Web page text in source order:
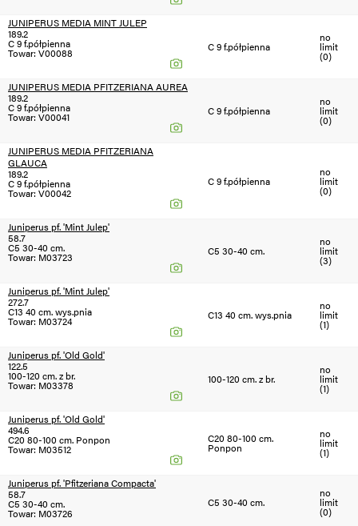
JUNIPERUS MEDIA MINT JULEP
189.2
C 9 f.półpienna
Towar: V00088 C 9 f.półpienna
no
limit
(0)
JUNIPERUS MEDIA PFITZERIANA AUREA
189.2
C 9 f.półpienna
Towar: V00041 C 9 f.półpienna
no
limit
(0)
JUNIPERUS MEDIA PFITZERIANA
GLAUCA
189.2
C 9 f.półpienna
Towar: V00042
C 9 f.półpienna
no
limit
(0)
Juniperus pf. 'Mint Julep'
58.7
C5 30-40 cm.
Towar: M03723 C5 30-40 cm.
no
limit
(3)
Juniperus pf. 'Mint Julep'
272.7
C13 40 cm. wys.pnia
Towar: M03724 C13 40 cm. wys.pnia
no
limit
(1)
Juniperus pf. 'Old Gold'
122.5
100-120 cm. z br.
Towar: M03378 100-120 cm. z br.
no
limit
(1)
Juniperus pf. 'Old Gold'
494.6
C20 80-100 cm. Ponpon
Towar: M03512
C20 80-100 cm.
Ponpon
no
limit
(1)
Juniperus pf. 'Pfitzeriana Compacta'
58.7
C5 30-40 cm.
Towar: M03726
C5 30-40 cm.
no
limit
(0)